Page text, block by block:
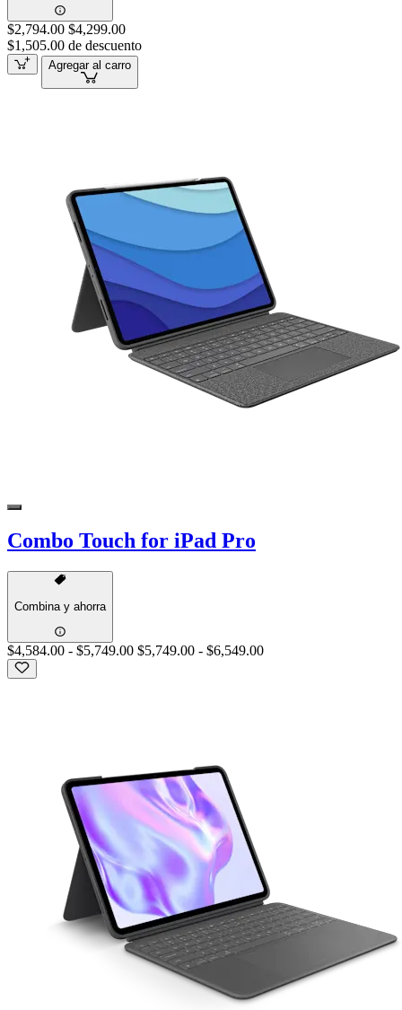
$2,794.00 $4,299.00
$1,505.00 de descuento
Agregar al carro
Combo Touch for iPad Pro
Combina y ahorra
$4,584.00 - $5,749.00 $5,749.00 - $6,549.00